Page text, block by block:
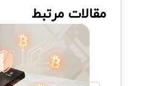
مقالات مرتبط